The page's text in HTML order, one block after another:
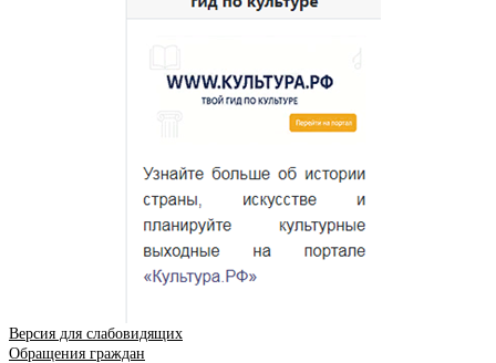
Версия для слабовидящих
Обращения граждан